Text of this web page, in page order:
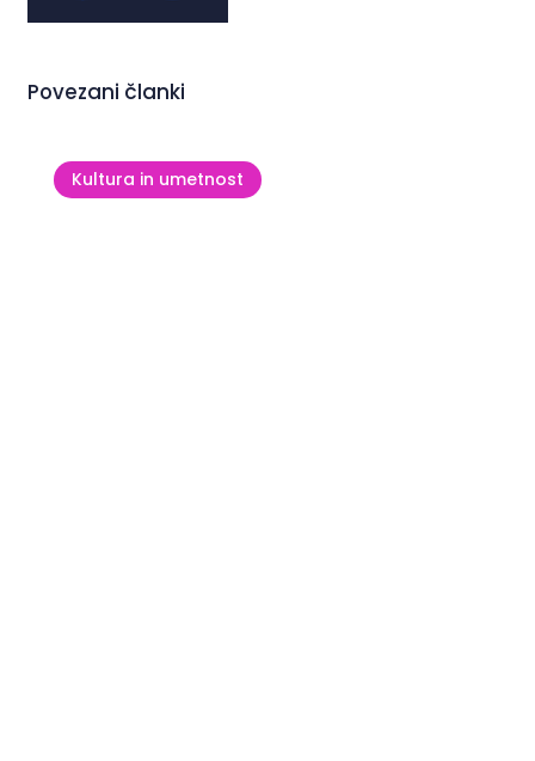
Povezani članki
Kultura in umetnost